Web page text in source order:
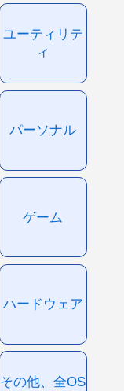
ユーティリテ
ィ
パーソナル
ゲーム
ハードウェア
その他、全OS